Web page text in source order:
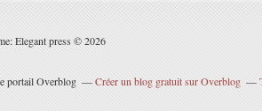
Elegant press © 2026
portail Overblog Créer un blog gratuit sur Overblog